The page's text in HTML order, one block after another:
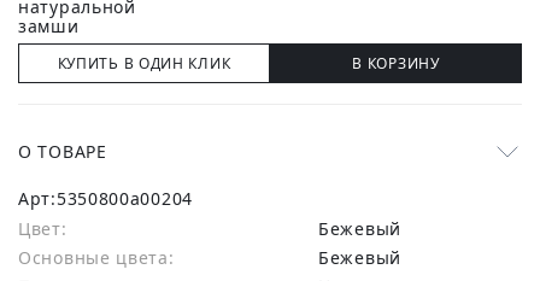
КУПИТЬ В ОДИН КЛИК В КОРЗИНУ
О ТОВАРЕ
Арт:5350800a00204
Цвет:
Бежевый
Основные цвета:
бежевый